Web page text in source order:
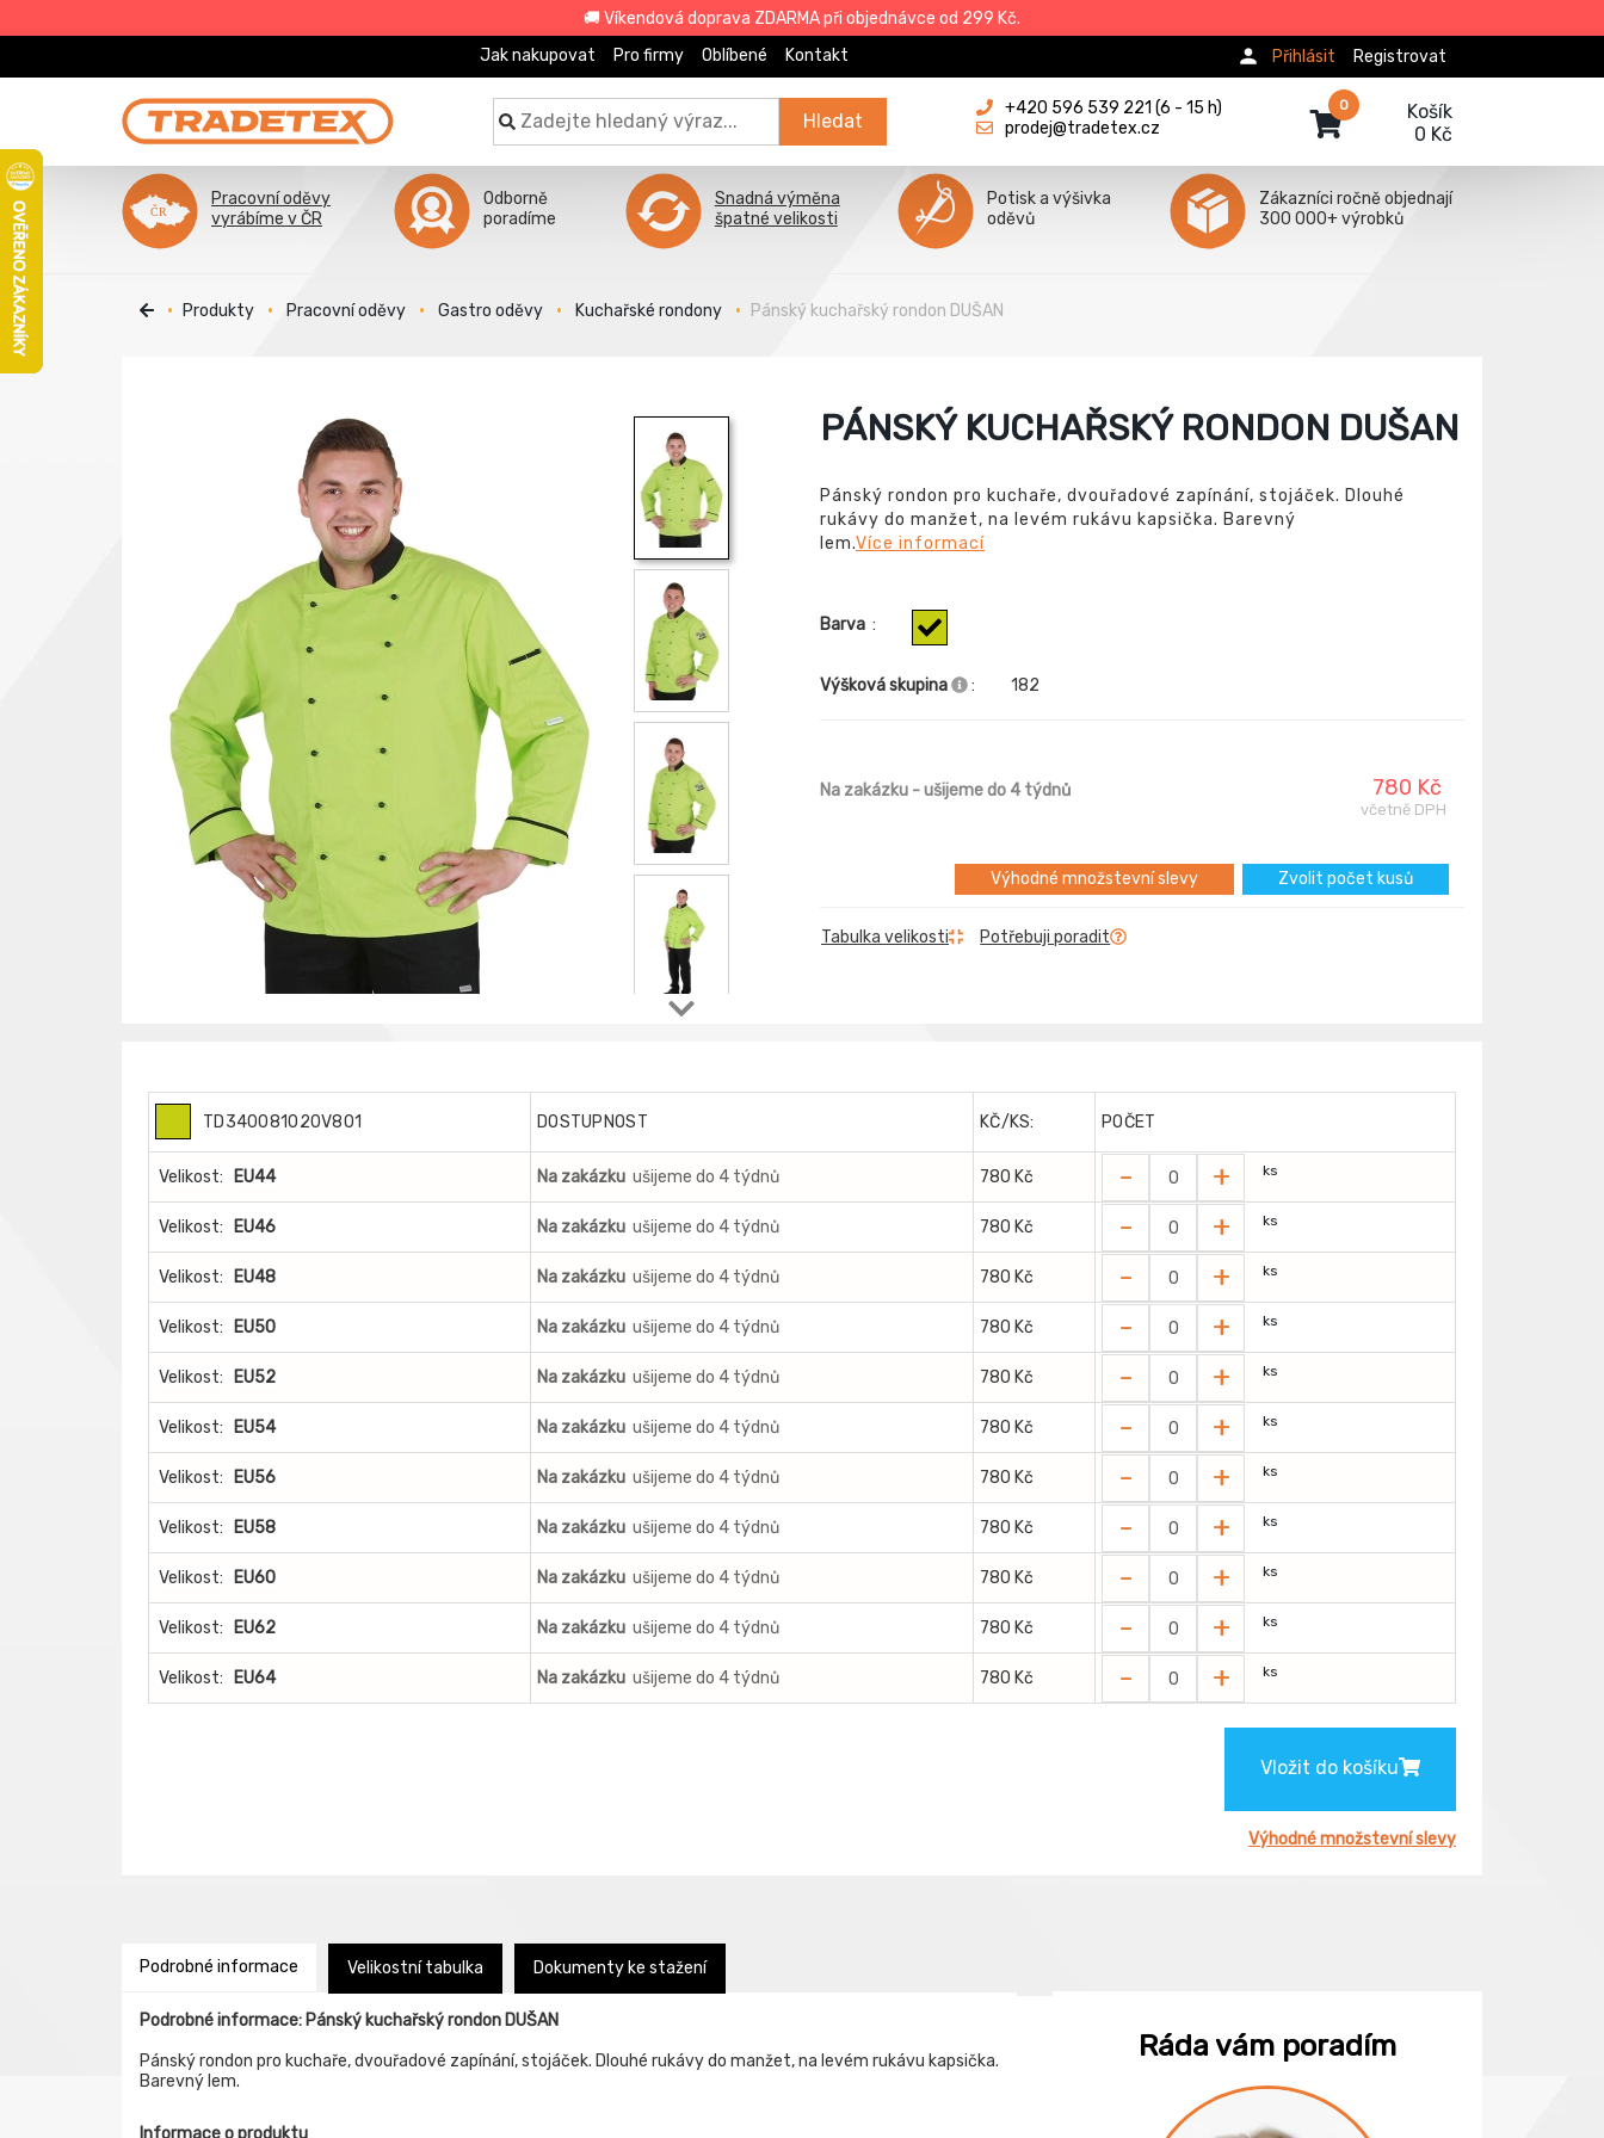
🚚 Víkendová doprava ZDARMA při objednávce od 299 Kč.
Jak nakupovat
Pro firmy Oblíbené Kontakt Registrovat
Přihlásit
Hledat
+420 596 539 221 (6 - 15 h)
prodej@tradetex.cz
Košík
0 Kč
0
Pracovní oděvy
vyrábíme v ČR
Odborně
poradíme
Snadná výměna
špatné velikosti
Potisk a výšivka
oděvů
Zákazníci ročně objednají
300 000+ výrobků
Produkty Pracovní oděvy Gastro oděvy Kuchařské rondony Pánský kuchařský rondon DUŠAN
PÁNSKÝ KUCHAŘSKÝ RONDON DUŠAN
Pánský rondon pro kuchaře, dvouřadové zapínání, stojáček. Dlouhé
rukávy do manžet, na levém rukávu kapsička. Barevný
lem.Více informací
Barva :
Výšková skupina : 182
Na zakázku - ušijeme do 4 týdnů 780 Kč
včetně DPH
Výhodné množstevní slevy Zvolit počet kusů
Tabulka velikosti Potřebuji poradit
TD340081020V801 DOSTUPNOST KČ/KS: POČET
Velikost: EU44 Na zakázku ušijeme do 4 týdnů 780 Kč - + ks
Velikost: EU46 Na zakázku ušijeme do 4 týdnů 780 Kč - + ks
Velikost: EU48 Na zakázku ušijeme do 4 týdnů 780 Kč - + ks
Velikost: EU50 Na zakázku ušijeme do 4 týdnů 780 Kč - + ks
Velikost: EU52 Na zakázku ušijeme do 4 týdnů 780 Kč - + ks
Velikost: EU54 Na zakázku ušijeme do 4 týdnů 780 Kč - + ks
Velikost: EU56 Na zakázku ušijeme do 4 týdnů 780 Kč - + ks
Velikost: EU58 Na zakázku ušijeme do 4 týdnů 780 Kč - + ks
Velikost: EU60 Na zakázku ušijeme do 4 týdnů 780 Kč - + ks
Velikost: EU62 Na zakázku ušijeme do 4 týdnů 780 Kč - + ks
Velikost: EU64 Na zakázku ušijeme do 4 týdnů 780 Kč - + ks
Vložit do košíku
Výhodné množstevní slevy
Podrobné informace Velikostní tabulka Dokumenty ke stažení
Podrobné informace: Pánský kuchařský rondon DUŠAN
Pánský rondon pro kuchaře, dvouřadové zapínání, stojáček. Dlouhé rukávy do manžet, na levém rukávu kapsička.
Barevný lem.
Informace o produktu
Ráda vám poradím